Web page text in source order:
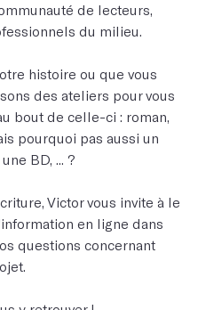
de lecteurs,
du milieu.
histoire ou que vous
des ateliers pour vous
bout de celle-ci : roman,
pourquoi pas aussi un
BD, ... ?
Victor vous invite à le
en ligne dans
questions concernant